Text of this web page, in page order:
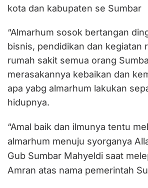
kota dan kabupaten se Sumbar
“Almarhum sosok bertangan
bisnis, pendidikan dan kegiatan
rumah sakit semua orang
merasakannya kebaikan dan
apa yabg almarhum lakukan
hidupnya.
“Amal baik dan ilmunya tentu
almarhum menuju syorganya
Gub Sumbar Mahyeldi saat
Amran atas nama pemerintah